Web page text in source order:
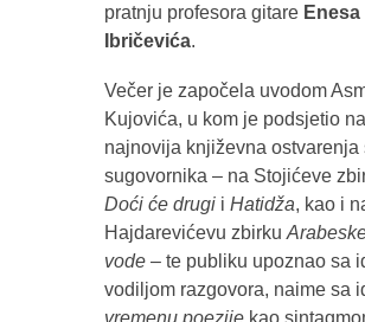
pratnju profesora gitare Enesa
Ibričevića.
Večer je započela uvodom
Kujovića, u kom je podsjetio na
najnovija književna ostvarenja
sugovornika – na Stojićeve
Doći će drugii Hatidža, kao i
Hajdarevićevu zbirku
vode– te publiku upoznao sa
vodiljom razgovora, naime sa
vremenu poezijekao